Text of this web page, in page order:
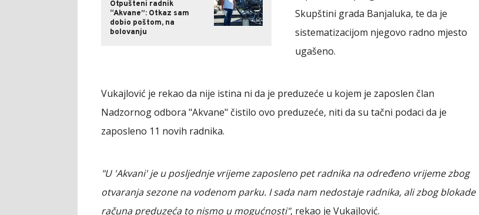
Otpušteni radnik
“Akvane”: Otkaz sam
dobio poštom, na
bolovanju
Skupštini grada Banjaluka, te da je
sistematizacijom njegovo radno mjesto
ugašeno.
Vukajlović je rekao da nije istina ni da je preduzeće u kojem je zaposlen član
Nadzornog odbora "Akvane" čistilo ovo preduzeće, niti da su tačni podaci da je
zaposleno 11 novih radnika.
"U 'Akvani' je u posljednje vrijeme zaposleno pet radnika na određeno vrijeme zbog
otvaranja sezone na vodenom parku. I sada nam nedostaje radnika, ali zbog blokade
računa preduzeća to nismo u mogućnosti", rekao je Vukajlović.